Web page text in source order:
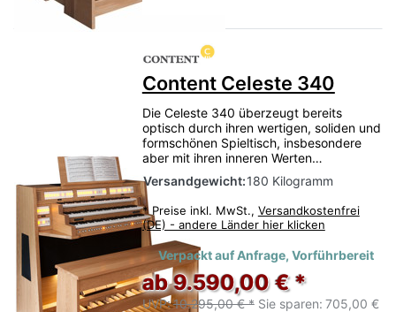
Content Celeste 340
Die Celeste 340 überzeugt bereits
optisch durch ihren wertigen, soliden und
formschönen Spieltisch, insbesondere
aber mit ihren inneren Werten…
Versandgewicht:180 Kilogramm
* Preise inkl. MwSt., Versandkostenfrei
(DE) - andere Länder hier klicken
Verpackt auf Anfrage, Vorführbereit
ab 9.590,00 € *
UVP:10.295,00 € * Sie sparen: 705,00 €